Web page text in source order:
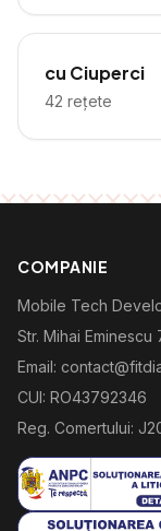
cu Ciuperci
42 rețete
COMPANIE
Mobile Tech
Str. Mihai
Email:
CUI: RO43792346
Reg. Comertului: